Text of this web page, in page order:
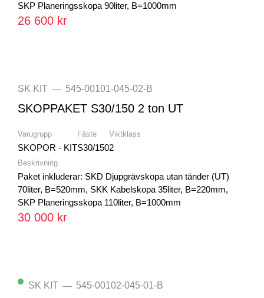
SKP Planeringsskopa 90liter, B=1000mm
26 600 kr
SK KIT — 545-00101-045-02-B
SKOPPAKET S30/150 2 ton UT
Varugrupp
SKOPOR - KIT
Fäste
S30/150
Viktklass
2
Beskrivning
Paket inkluderar: SKD Djupgrävskopa utan tänder (UT)
70liter, B=520mm, SKK Kabelskopa 35liter, B=220mm,
SKP Planeringsskopa 110liter, B=1000mm
30 000 kr
SK KIT — 545-00102-045-01-B